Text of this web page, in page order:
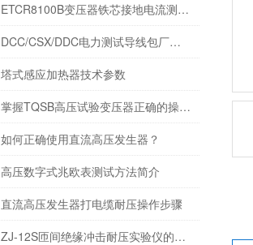
ETCR8100B变压器铁芯接地电流测试仪x性能特点
DCC/CSX/DDC电力测试导线包厂家批发
塔式感应加热器技术参数
掌握TQSB高压试验变压器正确的操作步骤注意一些小事项
如何正确使用直流高压发生器？
高压数字式兆欧表测试方法简介
直流高压发生器打电缆耐压操作步骤
ZJ-12S匝间绝缘冲击耐压实验仪的操作就是这么简单